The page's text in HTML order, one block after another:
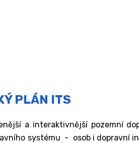
PLÁN ITS
a interaktivnější pozemní
systému - osob i dopravní